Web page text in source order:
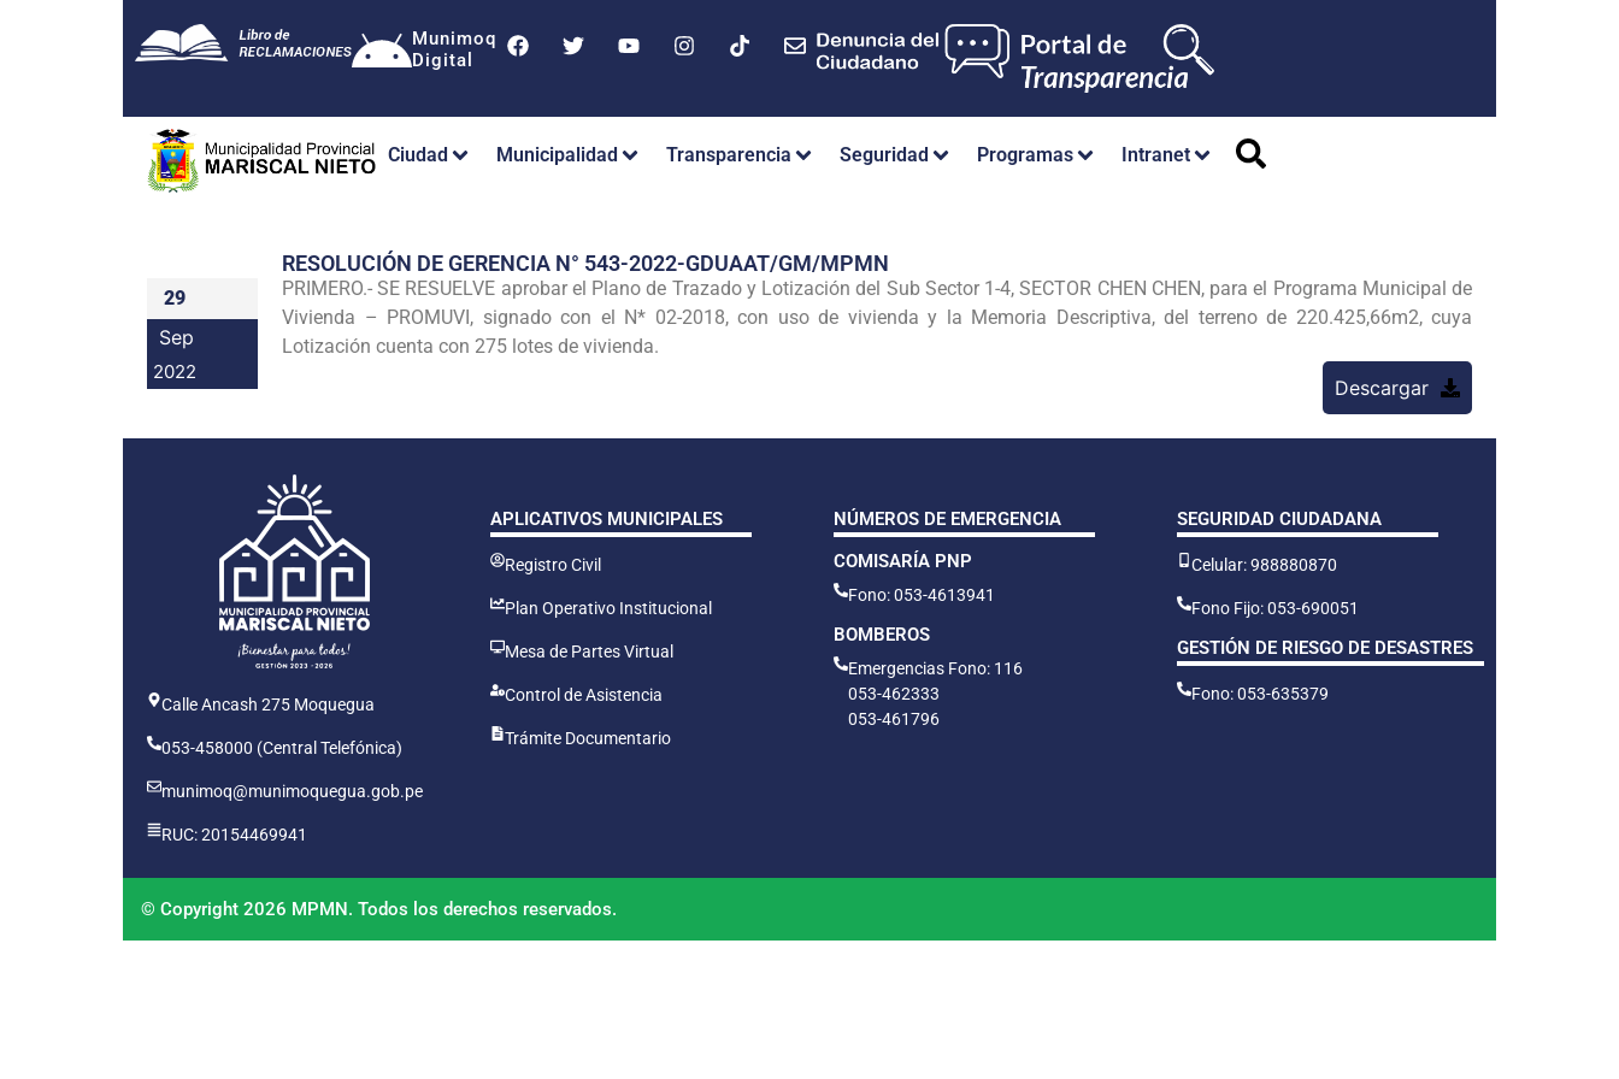
Munimoq
Digital
Ciudad Municipalidad Transparencia Seguridad Programas Intranet
29
Sep
2022
RESOLUCIÓN DE GERENCIA N° 543-2022-GDUAAT/GM/MPMN
PRIMERO.- SE RESUELVE aprobar el Plano de Trazado y Lotización del Sub Sector 1-4, SECTOR CHEN CHEN, para el Programa Municipal de
Vivienda – PROMUVI, signado con el N* 02-2018, con uso de vivienda y la Memoria Descriptiva, del terreno de 220.425,66m2, cuya
Lotización cuenta con 275 lotes de vivienda.
Descargar
Calle Ancash 275 Moquegua
053-458000 (Central Telefónica)
munimoq@munimoquegua.gob.pe
RUC: 20154469941
APLICATIVOS MUNICIPALES
Registro Civil
Plan Operativo Institucional
Mesa de Partes Virtual
Control de Asistencia
Trámite Documentario
NÚMEROS DE EMERGENCIA
COMISARÍA PNP
Fono: 053-4613941
BOMBEROS
Emergencias Fono: 116
053-462333
053-461796
SEGURIDAD CIUDADANA
Celular: 988880870
Fono Fijo: 053-690051
GESTIÓN DE RIESGO DE DESASTRES
Fono: 053-635379
© Copyright 2026 MPMN. Todos los derechos reservados.